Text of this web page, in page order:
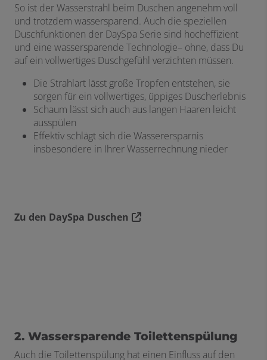
So ist der Wasserstrahl beim Duschen angenehm voll
und trotzdem wassersparend. Auch die speziellen
Duschfunktionen der DaySpa Serie sind hocheffizient
und eine wassersparende Technologie– ohne, dass Du
auf ein vollwertiges Duschgefühl verzichten müssen.
Die Strahlart lässt große Tropfen entstehen, sie
sorgen für ein vollwertiges, üppiges Duscherlebnis
Schaum lässt sich auch aus langen Haaren leicht
ausspülen
Effektiv schlägt sich die Wasserersparnis
insbesondere in Ihrer Wasserrechnung nieder
Zu den DaySpa Duschen
2. Wassersparende Toilettenspülung
Auch die Toilettenspülung hat einen Einfluss auf den